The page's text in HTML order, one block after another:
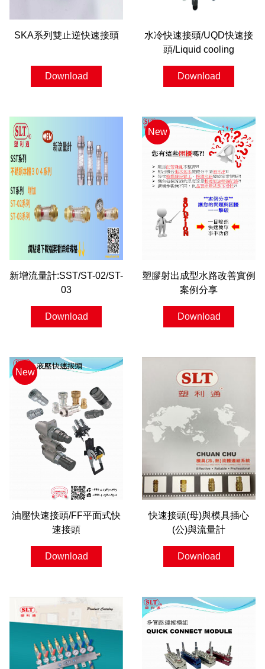
SKA系列雙止逆快速接頭
Download
水冷快速接頭/UQD快速接
頭/Liquid cooling
Download
新增流量計:SST/ST-02/ST-
03
Download
New
塑膠射出成型水路改善實例
案例分享
Download
New
油壓快速接頭/FF平面式快
速接頭
Download
快速接頭(母)與模具插心
(公)與流量計
Download